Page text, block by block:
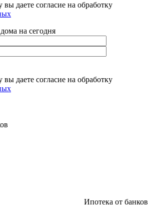
даете согласие на обработку
на сегодня
даете согласие на обработку
Ипотека от банков